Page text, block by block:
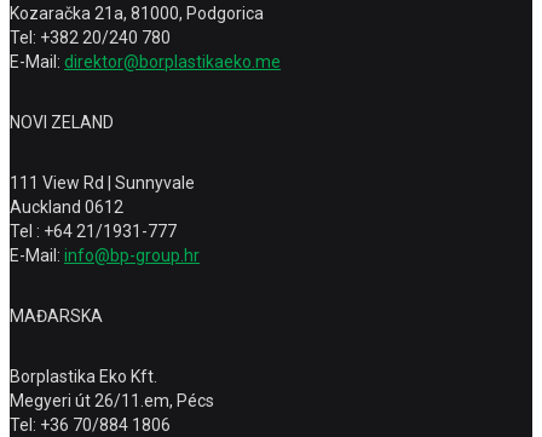
Kozaračka 21a, 81000, Podgorica
Tel: +382 20/240 780
E-Mail: direktor@borplastikaeko.me
NOVI ZELAND
111 View Rd | Sunnyvale
Auckland 0612
Tel : +64 21/1931-777
E-Mail: info@bp-group.hr
MAĐARSKA
Borplastika Eko Kft.
Megyeri út 26/11.em, Pécs
Tel: +36 70/884 1806